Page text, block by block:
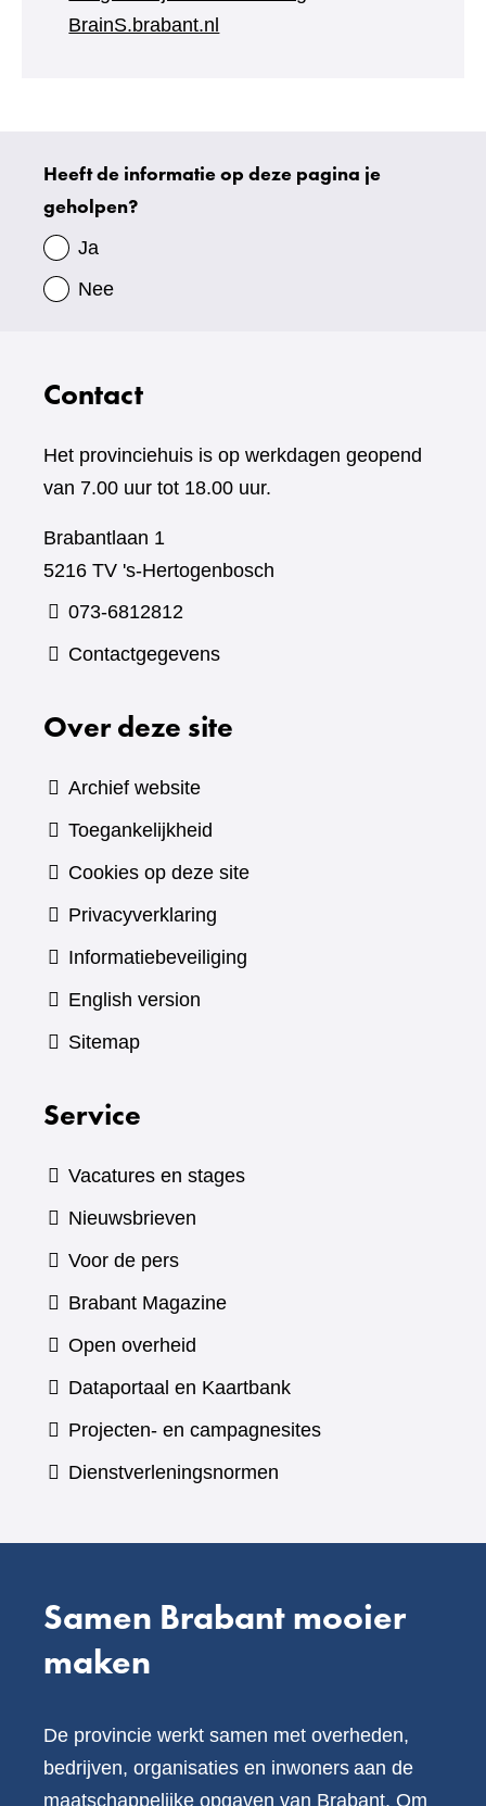
BrainS.brabant.nl
Uw
gegevens
Heeft de informatie op deze pagina je
geholpen?
Ja
Nee
Contact
Het provinciehuis is op werkdagen geopend
van 7.00 uur tot 18.00 uur.
Brabantlaan 1
5216 TV 's-Hertogenbosch
073-6812812
Contactgegevens
Over deze site
Archief website
Toegankelijkheid
Cookies op deze site
Privacyverklaring
Informatiebeveiliging
English version
Sitemap
Service
Vacatures en stages
Nieuwsbrieven
Voor de pers
Brabant Magazine(verwijst
andere
website)
Open overheid
Dataportaal en Kaartbank(verwijst
naar
Projecten- en campagnesites
Dienstverleningsnormen
Samen Brabant mooier
maken
De provincie werkt samen met overheden,
bedrijven, organisaties en inwoners aan de
maatschappelijke opgaven van Brabant. Om